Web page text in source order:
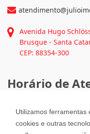
Utilizamos ferramentas
cookies e outras
Avenida Hugo
Brusque - Santa
CEP: 88354-300
Horário de
Segunda a Sexta-Feira
08h00 - 12h00 e 13h30 -
Sábado